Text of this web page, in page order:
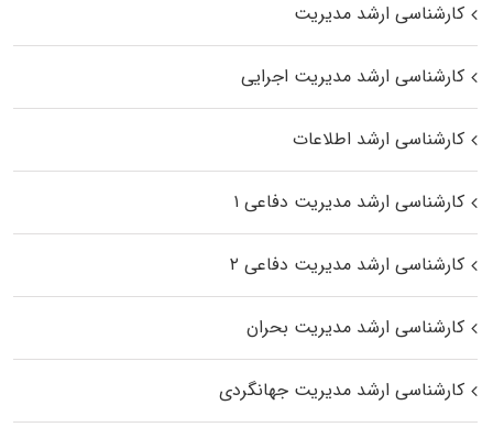
کارشناسی ارشد مدیریت
کارشناسی ارشد مدیریت اجرایی
کارشناسی ارشد اطلاعات
کارشناسی ارشد مدیریت دفاعی ۱
کارشناسی ارشد مدیریت دفاعی ۲
کارشناسی ارشد مدیریت بحران
کارشناسی ارشد مدیریت جهانگردی